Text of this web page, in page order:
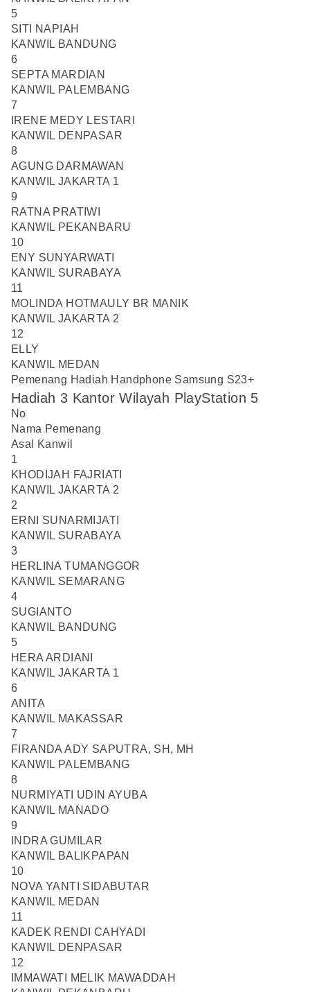
5
SITI NAPIAH
KANWIL BANDUNG
6
SEPTA MARDIAN
KANWIL PALEMBANG
7
IRENE MEDY LESTARI
KANWIL DENPASAR
8
AGUNG DARMAWAN
KANWIL JAKARTA 1
9
RATNA PRATIWI
KANWIL PEKANBARU
10
ENY SUNYARWATI
KANWIL SURABAYA
11
MOLINDA HOTMAULY BR MANIK
KANWIL JAKARTA 2
12
ELLY
KANWIL MEDAN
Pemenang Hadiah Handphone Samsung S23+
Hadiah 3 Kantor Wilayah PlayStation 5
No
Nama Pemenang
Asal Kanwil
1
KHODIJAH FAJRIATI
KANWIL JAKARTA 2
2
ERNI SUNARMIJATI
KANWIL SURABAYA
3
HERLINA TUMANGGOR
KANWIL SEMARANG
4
SUGIANTO
KANWIL BANDUNG
5
HERA ARDIANI
KANWIL JAKARTA 1
6
ANITA
KANWIL MAKASSAR
7
FIRANDA ADY SAPUTRA, SH, MH
KANWIL PALEMBANG
8
NURMIYATI UDIN AYUBA
KANWIL MANADO
9
INDRA GUMILAR
KANWIL BALIKPAPAN
10
NOVA YANTI SIDABUTAR
KANWIL MEDAN
11
KADEK RENDI CAHYADI
KANWIL DENPASAR
12
IMMAWATI MELIK MAWADDAH